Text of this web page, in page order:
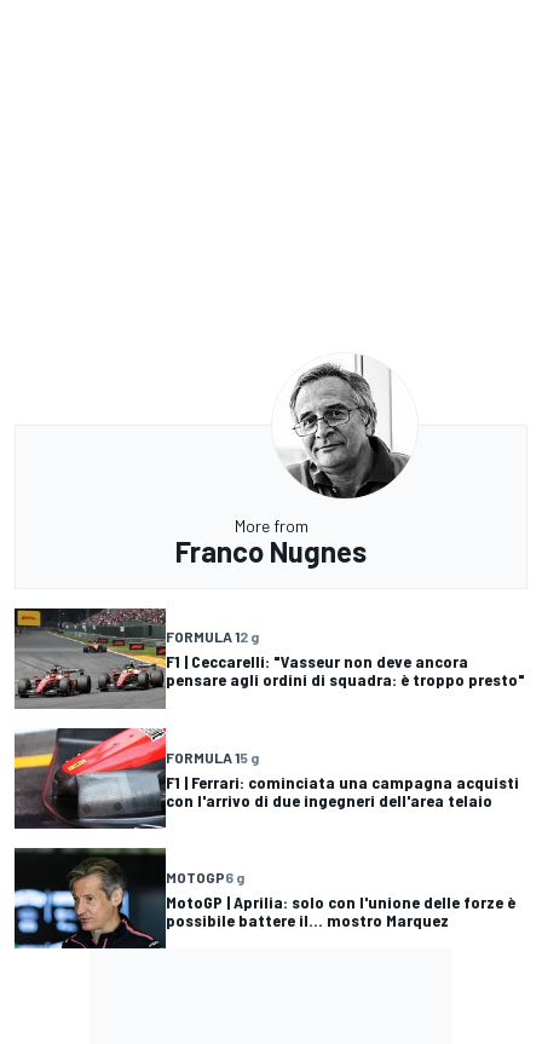
More from
Franco Nugnes
FORMULA 12 g
F1 | Ceccarelli: "Vasseur non deve ancora
pensare agli ordini di squadra: è troppo presto"
FORMULA 15 g
F1 | Ferrari: cominciata una campagna acquisti
con l'arrivo di due ingegneri dell'area telaio
MOTOGP6 g
MotoGP | Aprilia: solo con l'unione delle forze è
possibile battere il... mostro Marquez